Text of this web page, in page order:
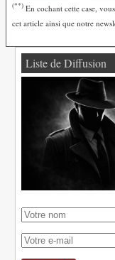
(**) En cochant cette case,
cet article ainsi que notre
Liste de Diffusion